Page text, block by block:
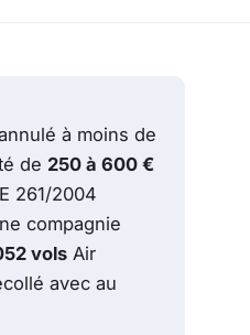
à moins de
de 250 à 600 €
261/2004
compagnie
vols Air
avec au